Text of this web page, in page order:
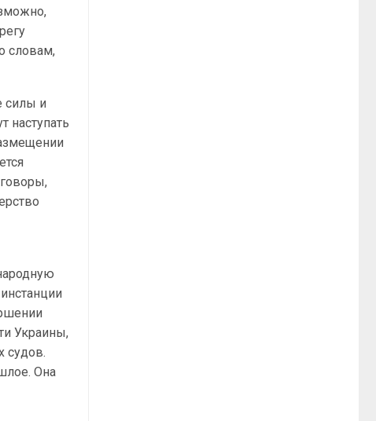
словам,
силы и
наступать
Украины,
судов.
Она